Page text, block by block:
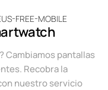
Cambiamos pantallas
Recobra la
nuestro servicio